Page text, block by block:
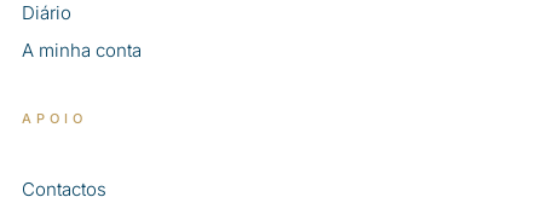
Diário
A minha conta
APOIO
Contactos